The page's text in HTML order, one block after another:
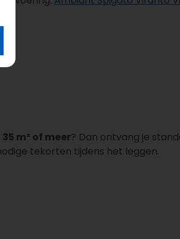
35 m² of meer? Dan ontvang je
tekorten tijdens het leggen.